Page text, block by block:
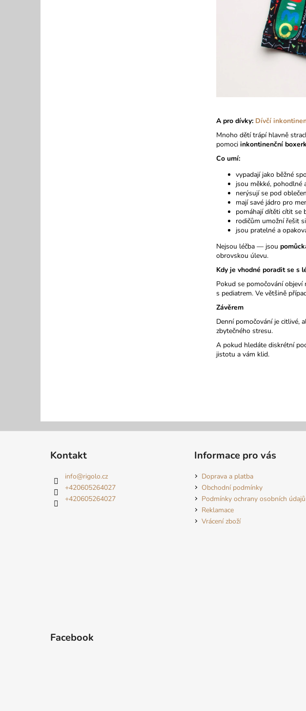
A pro dívky: Dívčí
Mnoho dětí trápí hlavně
pomoci inkontinenční
Co umí:
vypadají jako běžné
jsou měkké, pohodlné
nerýsují se pod
mají savé jádro pro
pomáhají dítěti cítit se
rodičům umožní řešit
jsou pratelné a
Nejsou léčba — jsou
obrovskou úlevu.
Kdy je vhodné poradit se s
Pokud se pomočování
s pediatrem. Ve většině
Závěrem
Denní pomočování je citlivé,
zbytečného stresu.
A pokud hledáte diskrétní
jistotu a vám klid.
Kontakt
info@rigolo.cz
+420605264027
+420605264027
Informace pro vás
Doprava a platba
Obchodní podmínky
Podmínky ochrany osobních údajů
Reklamace
Vrácení zboží
Facebook